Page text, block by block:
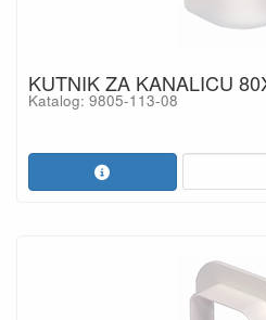
KUTNIK ZA KANALICU
Katalog: 9805-113-08